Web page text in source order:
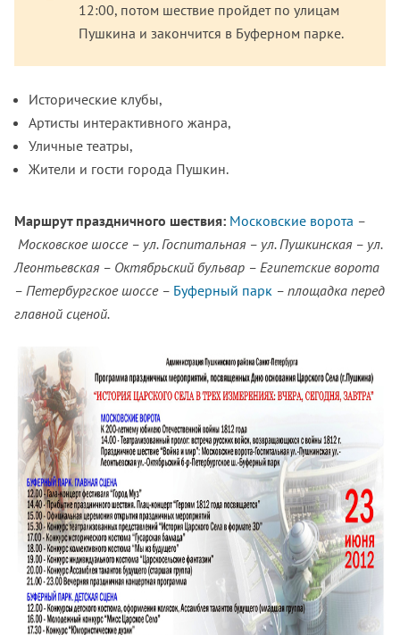
12:00, потом шествие пройдет по улицам
Пушкина и закончится в Буферном парке.
Исторические клубы,
Артисты интерактивного жанра,
Уличные театры,
Жители и гости города Пушкин.
Маршрут праздничного шествия: Московские ворота –
Московское шоссе – ул. Госпитальная – ул. Пушкинская – ул.
Леонтьевская – Октябрьский бульвар – Египетские ворота
– Петербургское шоссе – Буферный парк – площадка перед
главной сценой.